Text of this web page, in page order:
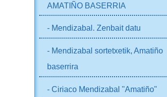
AMATIÑO BASERRIA
- Mendizabal. Zenbait datu
- Mendizabal sortetxetik, Amatiño
baserrira
- Ciriaco Mendizabal "Amatiño"